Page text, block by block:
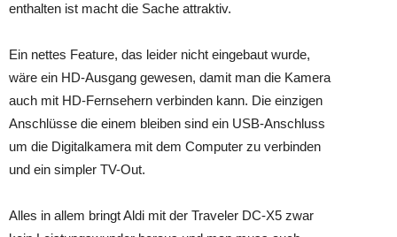
enthalten ist macht die Sache attraktiv.
Ein nettes Feature, das leider nicht eingebaut wurde,
wäre ein HD-Ausgang gewesen, damit man die Kamera
auch mit HD-Fernsehern verbinden kann. Die einzigen
Anschlüsse die einem bleiben sind ein USB-Anschluss
um die Digitalkamera mit dem Computer zu verbinden
und ein simpler TV-Out.
Alles in allem bringt Aldi mit der Traveler DC-X5 zwar